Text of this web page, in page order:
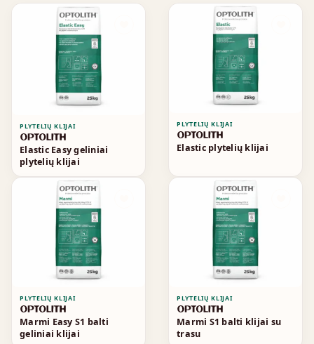
PLYTELIŲ KLIJAI
Elastic Easy geliniai
plytelių klijai
PLYTELIŲ KLIJAI
Elastic plytelių klijai
PLYTELIŲ KLIJAI
Marmi Easy S1 balti
geliniai klijai
PLYTELIŲ KLIJAI
Marmi S1 balti klijai su
trasu